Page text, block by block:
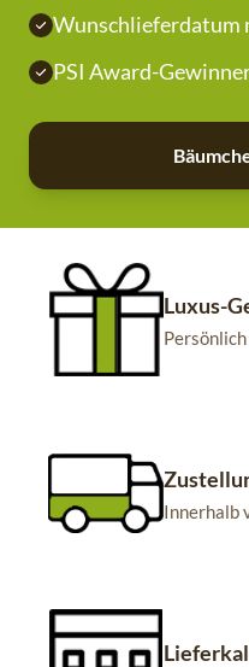
Wunschlieferdatum
PSI Award-
Luxus-
Innerhalb